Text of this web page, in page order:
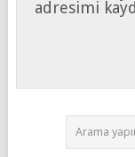
adresimi